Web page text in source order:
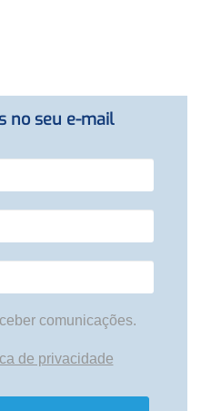
no seu e-mail
comunicações.
de privacidade